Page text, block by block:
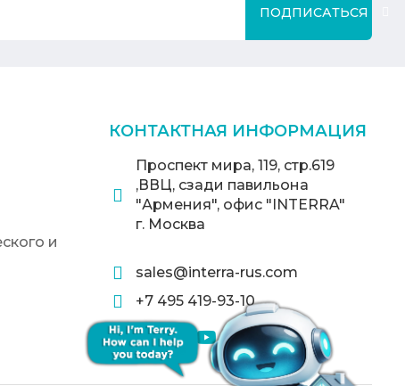
ПОДПИСАТЬСЯ
и
КОНТАКТНАЯ ИНФОРМАЦИЯ
Проспект мира, 119, стр.619
,ВВЦ, сзади павильона
"Армения", офис "INTERRA"
г. Москва
sales@interra-rus.com
+7 495 419-93-10